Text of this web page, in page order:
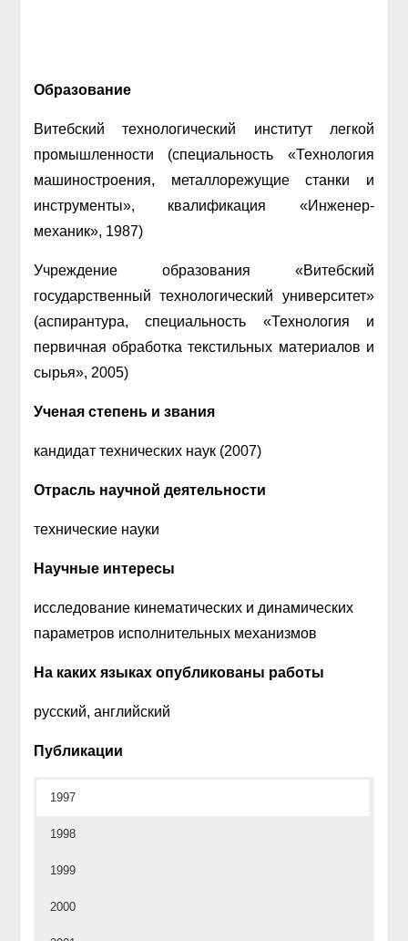
Образование
Витебский технологический институт легкой
промышленности (специальность «Технология
машиностроения, металлорежущие станки и
инструменты», квалификация «Инженер-
механик», 1987)
Учреждение образования «Витебский
государственный технологический университет»
(аспирантура, специальность «Технология и
первичная обработка текстильных материалов и
сырья», 2005)
Ученая степень и звания
кандидат технических наук (2007)
Отрасль научной деятельности
технические науки
Научные интересы
исследование кинематических и динамических
параметров исполнительных механизмов
На каких языках опубликованы работы
русский, английский
Публикации
1997
1998
1999
2000